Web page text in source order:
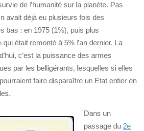
de l’humanité sur la planète. Pas
avait déjà eu plusieurs fois des
bas : en 1975 (1%), puis plus
était remonté à 5% l’an dernier. La
c’est la puissance des armes
par les belligérants, lesquelles si elles
faire disparaître un Etat entier en
Dans un
passage du 2e